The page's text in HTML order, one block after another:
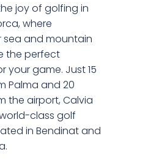
joy of golfing in
where
and mountain
the perfect
your game. Just 15
Palma and 20
the airport, Calvia
class golf
in Bendinat and